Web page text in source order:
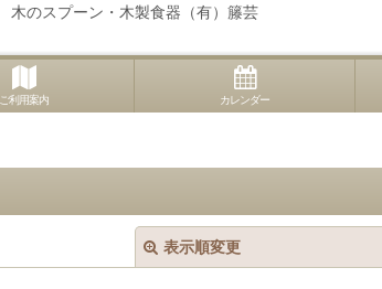
木のスプーン・木製食器（有）籐芸
ご利用案内 カレンダー
表示順変更